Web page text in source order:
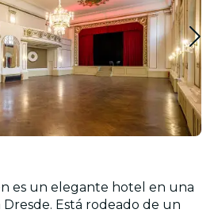
es un elegante hotel en una
Está rodeado de un